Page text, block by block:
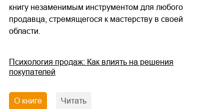
книгу незаменимым инструментом для любого
продавца, стремящегося к мастерству в своей
области.
Психология продаж: Как влиять на решения
покупателей
О книге Читать